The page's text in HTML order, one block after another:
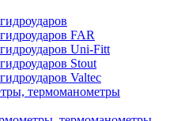
FAR
Uni-Fitt
Stout
Valtec
термоманометры